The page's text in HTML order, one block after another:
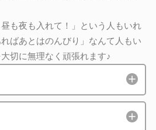
昼も夜も入れて！」という人もいれ
ばあとはのんびり」なんて人もい
切に無理なく頑張れます♪